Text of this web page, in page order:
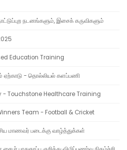
நடனங்களும், இசைக் கருவிகளும்
Education Training
ஏற்காடு - தொல்லியல் களப்பணி
- Touchstone Healthcare Training
Team - Football & Cricket
மாணவர் படைக்கு வாழ்த்துக்கள்